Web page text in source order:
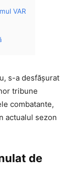
VAR
s-a desfășurat
tribune
combatante,
actualul sezon
de